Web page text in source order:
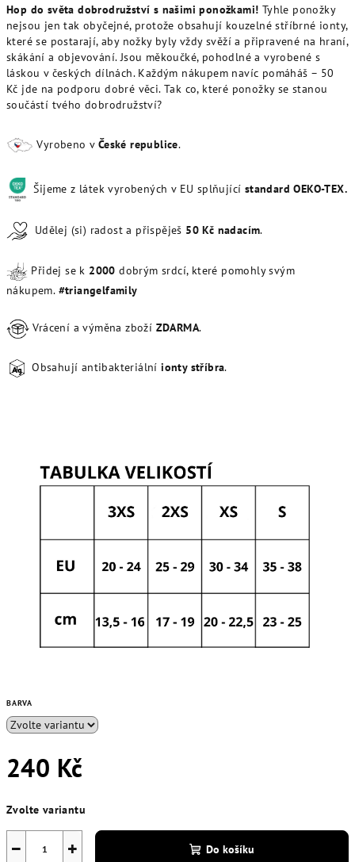
Hop do světa dobrodružství s našimi ponožkami! Tyhle ponožky
nejsou jen tak obyčejné, protože obsahují kouzelné stříbrné ionty,
které se postarají, aby nožky byly vždy svěží a připravené na hraní,
skákání a objevování. Jsou měkoučké, pohodlné a vyrobené s
láskou v českých dílnách. Každým nákupem navíc pomáháš – 50
Kč jde na podporu dobré věci. Tak co, které ponožky se stanou
součástí tvého dobrodružství?
Vyrobeno v České republice.
Šijeme z látek vyrobených v EU splňující standard OEKO-TEX.
Udělej (si) radost a přispěješ 50 Kč nadacím.
Přidej se k 2000dobrým srdcí, které pomohly svým
nákupem. #triangelfamily
Vrácení a výměna zboží ZDARMA.
Obsahují antibakteriálníionty stříbra.
BARVA
240 Kč
cena:
Zvolte variantu
+
− Do košíku